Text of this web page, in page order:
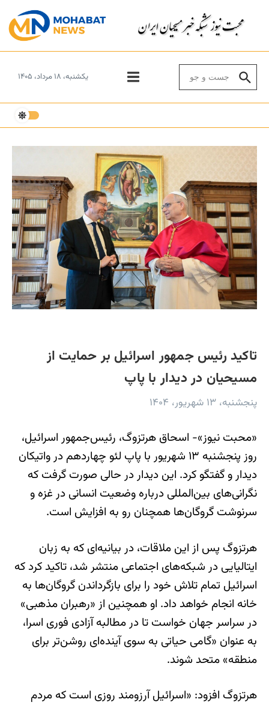
یکشنبه، ۱۸ مرداد، ۱۴۰۵
تاکید رئیس جمهور اسرائیل بر حمایت از
مسیحیان در دیدار با پاپ
پنجشنبه، ۱۳ شهریور، ۱۴۰۴
«محبت نیوز»- اسحاق هرتزوگ، رئیس‌جمهور اسرائیل،
روز پنجشنبه ۱۳ شهریور با پاپ لئو چهاردهم در واتیکان
دیدار و گفتگو کرد. این دیدار در حالی صورت گرفت که
نگرانی‌های بین‌المللی درباره وضعیت انسانی در غزه و
سرنوشت گروگان‌ها همچنان رو به افزایش است.
هرتزوگ پس از این ملاقات، در بیانیه‌ای که به زبان
ایتالیایی در شبکه‌های اجتماعی منتشر شد، تاکید کرد که
اسرائیل تمام تلاش خود را برای بازگرداندن گروگان‌ها به
خانه انجام خواهد داد. او همچنین از «رهبران مذهبی»
در سراسر جهان خواست تا در مطالبه آزادی فوری اسرا،
به عنوان «گامی حیاتی به سوی آینده‌ای روشن‌تر برای
منطقه» متحد شوند.
هرتزوگ افزود: «اسرائیل آرزومند روزی است که مردم